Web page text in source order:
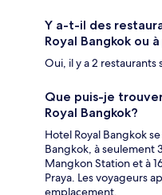
Y a-t-il des
Royal Bangkok ou
Oui, il y a 2 restaurants
Que puis-je
Royal Bangkok?
Hotel Royal Bangkok
Bangkok, à seulement
Mangkon Station et à
Praya. Les voyageurs
emplacement.